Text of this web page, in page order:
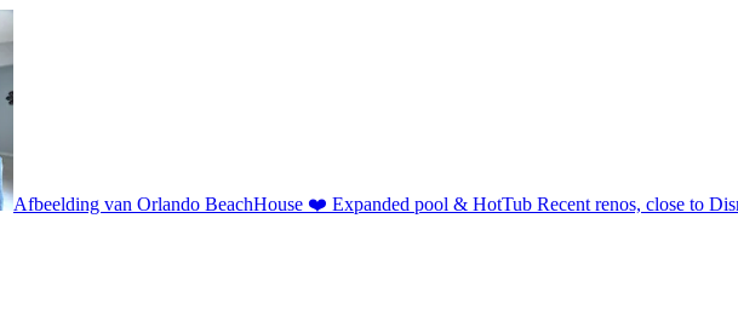
Afbeelding van Orlando BeachHouse ❤️ Expanded pool & HotTub Recent renos, close to